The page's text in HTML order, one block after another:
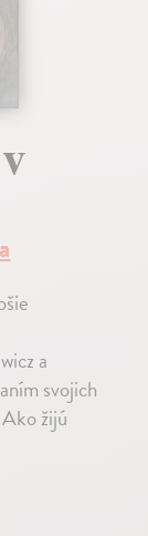
a
svojich
žijú